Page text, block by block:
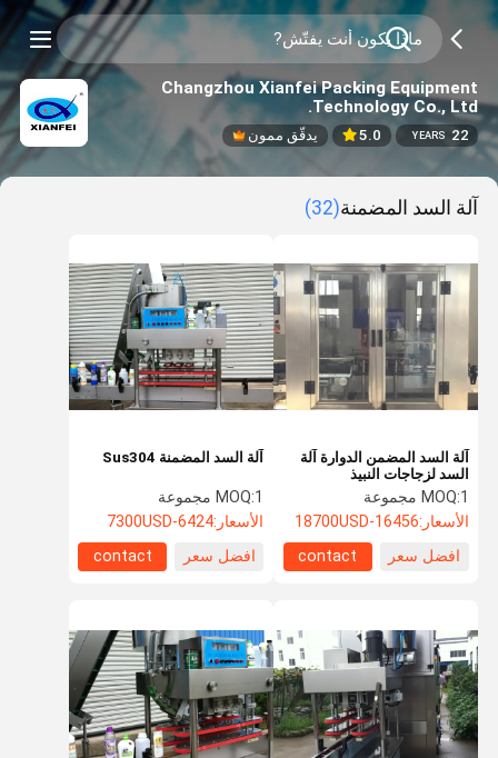
Changzhou Xianfei Packing Equipment
Technology Co., Ltd.
22
YEARS
5.0 يدقّق ممون
آلة السد المضمنة(32)
آلة السد المضمنة Sus304
MOQ:1 مجموعة
الأسعار:6424-7300USD
افضل سعر
contact
آلة السد المضمن الدوارة آلة
السد لزجاجات النبيذ
MOQ:1 مجموعة
الأسعار:16456-18700USD
افضل سعر
contact